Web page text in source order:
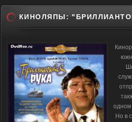
КИНОЛЯПЫ:
одном
Но в